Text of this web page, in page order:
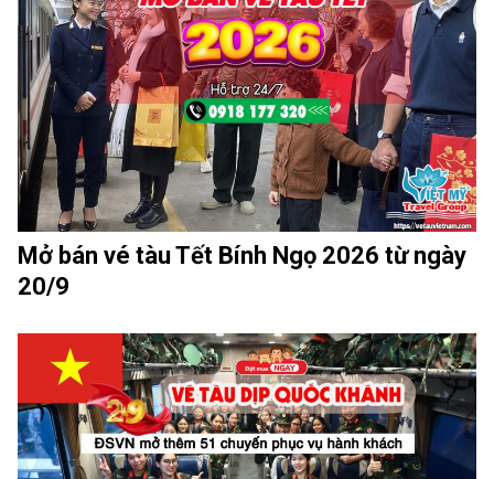
Mở bán vé tàu Tết Bính Ngọ 2026 từ ngày
20/9